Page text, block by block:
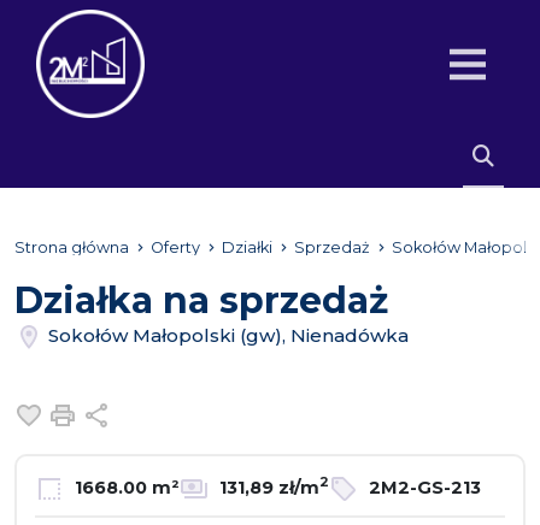
Strona główna Oferty Działki Sprzedaż Sokołów
Działka na sprzedaż
Sokołów Małopolski (gw), Nienadówka
Dodaj do ulubionych
Drukuj
1668.00 m² 131,89 zł/m2 2M2-GS-213